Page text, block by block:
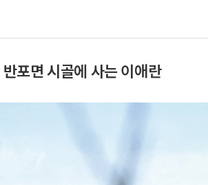
포면 시골에 사는 이애란